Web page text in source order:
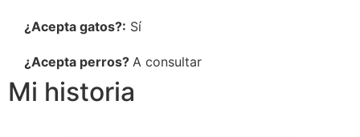
¿Acepta gatos?: Sí
¿Acepta perros? A consultar
Mi historia